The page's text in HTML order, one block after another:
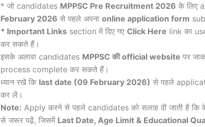
* जो candidates MPPSC Pre Recruitment 2026 के लिए
February 2026 से पहले अपना online application form
* Important Links section में दिए गए Click Here link का
कर सकते हैं।
इसके अलावा candidates MPPSC की official website पर
process complete कर सकते हैं।
ध्यान रखें कि last date (09 February 2026) से पहले
कर लें।
Note: Apply करने से पहले candidates को सलाह दी जाती है कि
से जरूर पढ़ें, जिसमें Last Date, Age Limit & Educational